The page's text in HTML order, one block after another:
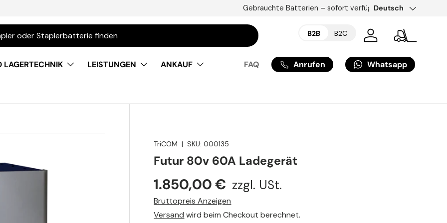
Zellentausch &
Sprache
Deutsch
B2B B2C
EinloggenStapler
LAGERTECHNIK LEISTUNGEN
ANKAUF
FAQ Anrufen Whatsapp
TriCOM |SKU: 000135
Futur 80v 60A Ladegerät
1.850,00 € zzgl. USt.
Bruttopreis Anzeigen
Versand wird beim Checkout berechnet.